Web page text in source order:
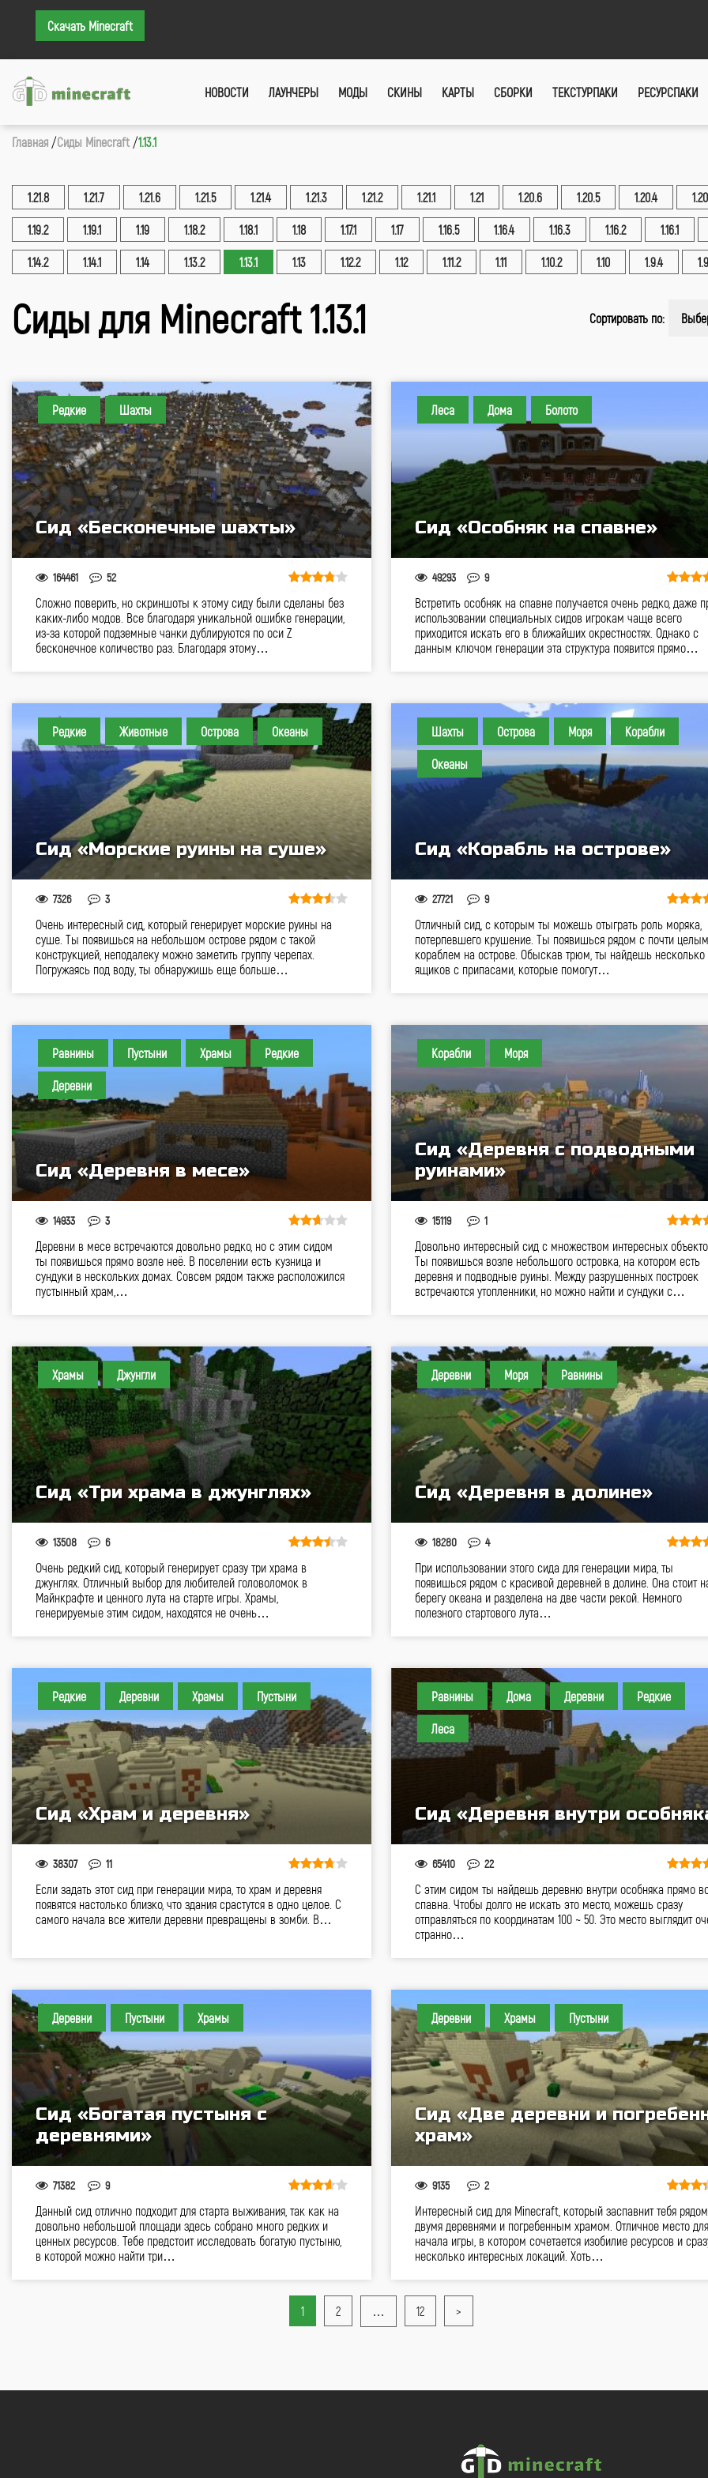
Скачать Minecraft
НОВОСТИ ЛАУНЧЕРЫ МОДЫ СКИНЫ КАРТЫ СБОРКИ ТЕКСТУРПАКИ РЕСУРСПАКИ
Главная Сиды Minecraft 1.13.1
1.21.8 1.21.7 1.21.6 1.21.5 1.21.4 1.21.3 1.21.2 1.21.1 1.21 1.20.6 1.20.5 1.20.4
1.19.2 1.19.1 1.19 1.18.2 1.18.1 1.18 1.17.1 1.17 1.16.5 1.16.4 1.16.3 1.16.2 1.16.1
1.14.2 1.14.1 1.14 1.13.2 1.13.1 1.13 1.12.2 1.12 1.11.2 1.11 1.10.2 1.10 1.9.4 1.9
Сиды для Minecraft 1.13.1 Сортировать по:
Редкие Шахты
Cид «Бесконечные шахты»
164461 52
Сложно поверить, но скриншоты к этому сиду были сделаны без
каких-либо модов. Все благодаря уникальной ошибке генерации,
из-за которой подземные чанки дублируются по оси Z
бесконечное количество раз. Благодаря этому…
Леса Дома Болото
Сид «Особняк на спавне»
49293 9
Встретить особняк на спавне получается очень редко, даже
использовании специальных сидов игрокам чаще всего
приходится искать его в ближайших окрестностях. Однако с
данным ключом генерации эта структура появится прямо…
Редкие Животные Острова Океаны
Сид «Морские руины на суше»
7326 3
Очень интересный сид, который генерирует морские руины на
суше. Ты появишься на небольшом острове рядом с такой
конструкцией, неподалеку можно заметить группу черепах.
Погружаясь под воду, ты обнаружишь еще больше…
Шахты Острова Моря Корабли
Океаны
Сид «Корабль на острове»
27721 9
Отличный сид, с которым ты можешь отыграть роль моряка,
потерпевшего крушение. Ты появишься рядом с почти целым
кораблем на острове. Обыскав трюм, ты найдешь несколько
ящиков с припасами, которые помогут…
Равнины Пустыни Храмы Редкие
Деревни
Сид «Деревня в месе»
14933 3
Деревни в месе встречаются довольно редко, но с этим сидом
ты появишься прямо возле неё. В поселении есть кузница и
сундуки в нескольких домах. Совсем рядом также расположился
пустынный храм,…
Корабли Моря
Сид «Деревня с подводными
руинами»
15119 1
Довольно интересный сид с множеством интересных
Ты появишься возле небольшого островка, на котором есть
деревня и подводные руины. Между разрушенных построек
встречаются утопленники, но можно найти и сундуки с…
Храмы Джунгли
Сид «Три храма в джунглях»
13508 6
Очень редкий сид, который генерирует сразу три храма в
джунглях. Отличный выбор для любителей головоломок в
Майнкрафте и ценного лута на старте игры. Храмы,
генерируемые этим сидом, находятся не очень…
Деревни Моря Равнины
Сид «Деревня в долине»
18280 4
При использовании этого сида для генерации мира, ты
появишься рядом с красивой деревней в долине. Она стоит
берегу океана и разделена на две части рекой. Немного
полезного стартового лута…
Редкие Деревни Храмы Пустыни
Сид «Храм и деревня»
38307 11
Если задать этот сид при генерации мира, то храм и деревня
появятся настолько близко, что здания срастутся в одно целое. С
самого начала все жители деревни превращены в зомби. В…
Равнины Дома Деревни Редкие
Леса
Сид «Деревня внутри
65410 22
С этим сидом ты найдешь деревню внутри особняка прямо
спавна. Чтобы долго не искать это место, можешь сразу
отправляться по координатам 100 ~ 50. Это место выглядит
странно…
Деревни Пустыни Храмы
Сид «Богатая пустыня с
деревнями»
71382 9
Данный сид отлично подходит для старта выживания, так как на
довольно небольшой площади здесь собрано много редких и
ценных ресурсов. Тебе предстоит исследовать богатую пустыню,
в которой можно найти три…
Деревни Храмы Пустыни
Сид «Две деревни и
храм»
9135 2
Интересный сид для Minecraft, который заспавнит тебя
двумя деревнями и погребенным храмом. Отличное место для
начала игры, в котором сочетается изобилие ресурсов и
несколько интересных локаций. Хоть…
1 2 … 12 >